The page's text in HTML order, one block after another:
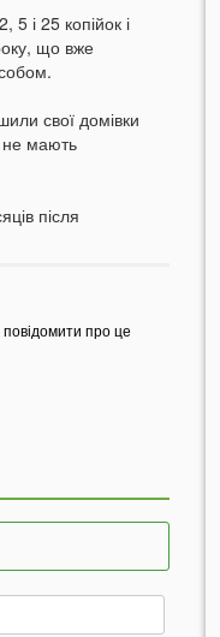
і 25 копійок і
що вже
свої домівки
не мають
після
про це